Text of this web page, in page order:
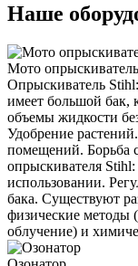
Наше
Мото опрыскиватель
Опрыскиватель
имеет большой бак,
объемы жидкости
Удобрение
помещений. Борьба
опрыскивателя
использовании.
бака. Существуют
физические методы
облучение) и